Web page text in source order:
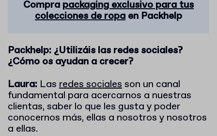
Compra packaging exclusivo para tus
colecciones de ropa en Packhelp
Packhelp: ¿Utilizáis las redes sociales?
¿Cómo os ayudan a crecer?
Laura: Las redes socialesson un canal
fundamental para acercarnos a nuestras
clientas, saber lo que les gusta y poder
conocernos más, ellas a nosotros y nosotros
a ellas.